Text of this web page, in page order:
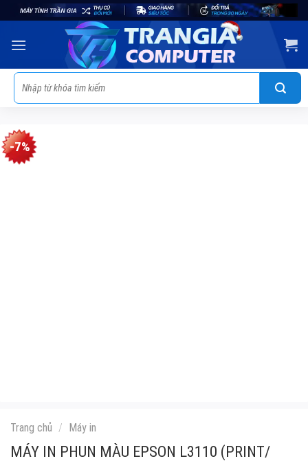
to
content
Tìm
kiếm:
-7%
Trang chủ / Máy in
MÁY IN PHUN MÀU EPSON L3110 (PRINT/